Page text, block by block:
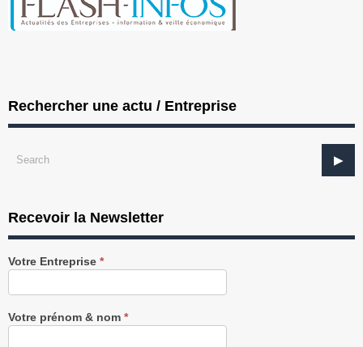
Rechercher une actu / Entreprise
Recevoir la Newsletter
Recevez
notre
gratuitement
Votre Entreprise *
Votre prénom & nom *